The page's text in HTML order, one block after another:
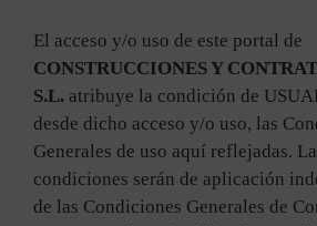
El acceso y/o uso de este portal de
CONSTRUCCIONES Y
S.L. atribuye la condición de
desde dicho acceso y/o uso, las
Generales de uso aquí reflejadas.
condiciones serán de aplicación
de las Condiciones Generales de